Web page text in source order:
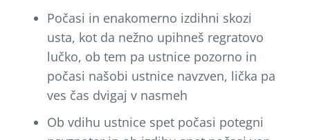
Počasi in enakomerno izdihni skozi
usta, kot da nežno upihneš regratovo
lučko, ob tem pa ustnice pozorno in
počasi našobi ustnice navzven, lička pa
ves čas dvigaj v nasmeh
Ob vdihu ustnice spet počasi potegni